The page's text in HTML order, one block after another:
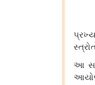
આ